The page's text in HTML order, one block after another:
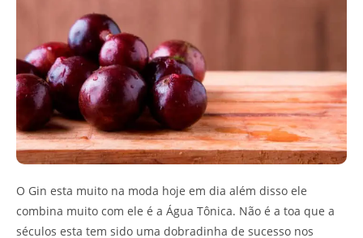
O Gin esta muito na moda hoje em dia além disso ele
combina muito com ele é a Água Tônica. Não é a toa que a
séculos esta tem sido uma dobradinha de sucesso nos